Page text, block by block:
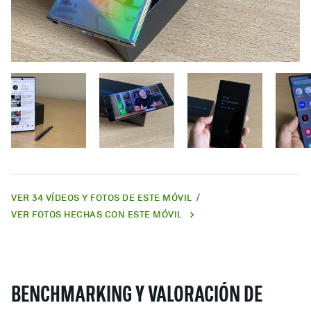
VER 34 VÍDEOS Y FOTOS DE ESTE MÓVIL
VER FOTOS HECHAS CON ESTE MÓVIL
BENCHMARKING Y VALORACIÓN DE